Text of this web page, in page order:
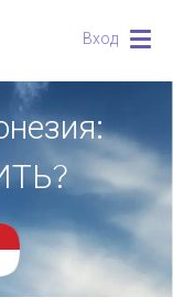
Вход